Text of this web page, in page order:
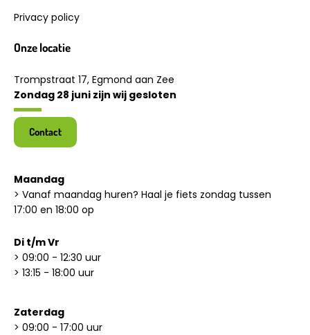
Onze locatie
Trompstraat 17, Egmond aan Zee
Zondag 28 juni zijn wij gesloten
Contact
Maandag
> Vanaf maandag huren? Haal je fiets zondag tussen
17:00 en 18:00 op
Di t/m Vr
> 09:00 - 12:30 uur
> 13:15 - 18:00 uur
Zaterdag
> 09:00 - 17:00 uur
Privacy policy